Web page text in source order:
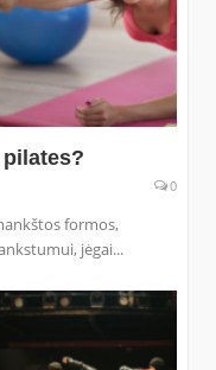
0
formos,
jėgai...